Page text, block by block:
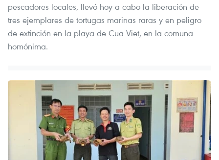
pescadores locales, llevó hoy a cabo la liberación de
tres ejemplares de tortugas marinas raras y en peligro
de extinción en la playa de Cua Viet, en la comuna
homónima.